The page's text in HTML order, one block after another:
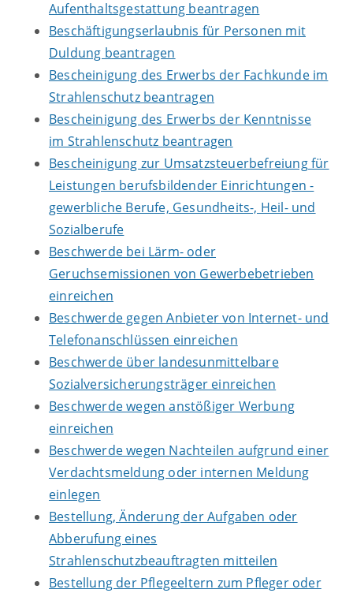
Aufenthaltsgestattung beantragen
Beschäftigungserlaubnis für Personen mit
Duldung beantragen
Bescheinigung des Erwerbs der Fachkunde im
Strahlenschutz beantragen
Bescheinigung des Erwerbs der Kenntnisse
im Strahlenschutz beantragen
Bescheinigung zur Umsatzsteuerbefreiung für
Leistungen berufsbildender Einrichtungen -
gewerbliche Berufe, Gesundheits-, Heil- und
Sozialberufe
Beschwerde bei Lärm- oder
Geruchsemissionen von Gewerbebetrieben
einreichen
Beschwerde gegen Anbieter von Internet- und
Telefonanschlüssen einreichen
Beschwerde über landesunmittelbare
Sozialversicherungsträger einreichen
Beschwerde wegen anstößiger Werbung
einreichen
Beschwerde wegen Nachteilen aufgrund einer
Verdachtsmeldung oder internen Meldung
einlegen
Bestellung, Änderung der Aufgaben oder
Abberufung eines
Strahlenschutzbeauftragten mitteilen
Bestellung der Pflegeeltern zum Pfleger oder